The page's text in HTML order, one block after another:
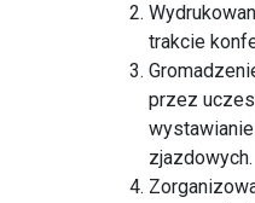
trakcie
przez
zjazdowych.